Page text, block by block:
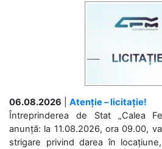
06.08.2026
Atenție – licitație!
Întreprinderea de Stat „Calea
anunță: la 11.08.2026, ora 09.00,
strigare privind darea în